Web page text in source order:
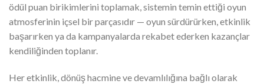
ödül puan birikimlerini toplamak, sistemin temin ettiği oyun
atmosferinin içsel bir parçasıdır — oyun sürdürürken, etkinlik
başarırken ya da kampanyalarda rekabet ederken kazançlar
kendiliğinden toplanır.
Her etkinlik, dönüş hacmine ve devamlılığına bağlı olarak